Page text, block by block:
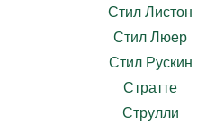
Стил Листон
Стил Люер
Стил Рускин
Стратте
Струлли